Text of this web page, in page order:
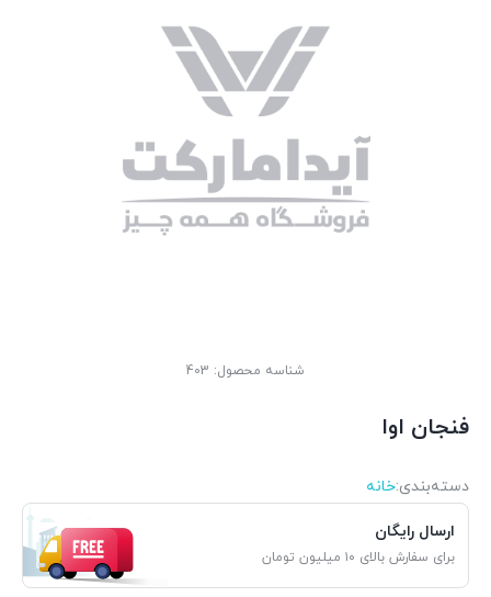
شناسه محصول: 403
فنجان اوا
دسته‌بندی‌:خانه
ارسال رایگان
برای سفارش بالای ۱۰ میلیون تومان